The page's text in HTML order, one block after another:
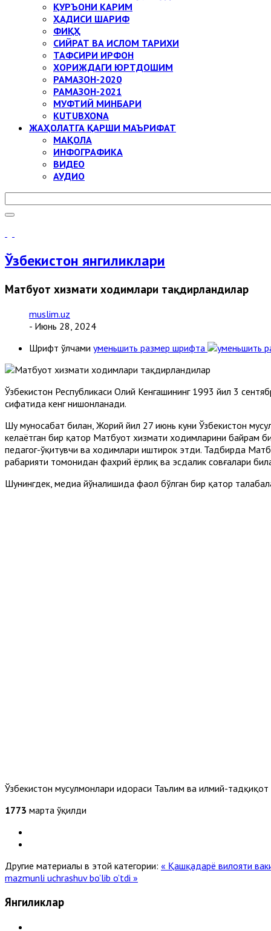
ҚУРЪОНИ КАРИМ
ҲАДИСИ ШАРИФ
ФИҚҲ
СИЙРАТ ВА ИСЛОМ ТАРИХИ
ТАФСИРИ ИРФОН
ХОРИЖДАГИ ЮРТДОШИМ
РАМАЗОН-2020
РАМАЗОН-2021
МУФТИЙ МИНБАРИ
KUTUBXONA
ЖАҲОЛАТГА ҚАРШИ МАЪРИФАТ
МАҚОЛА
ИНФОГРАФИКА
ВИДЕО
АУДИО
Ўзбекистон янгиликлари
Матбуот хизмати ходимлари тақдирландилар
muslim.uz
- Июнь 28, 2024
Шрифт ўлчами уменьшить размер шрифта
Ўзбекистон Республикаси Олий Кенгашининг 1993 йил 3
сифатида кенг нишонланади.
Шу муносабат билан, Жорий йил 27 июнь куни Ўзбекистон
келаётган бир қатор Матбуот хизмати ходимларини байрам
педагог-ўқитувчи ва ходимлари иштирок этди. Тадбирда
раҳбарияти томонидан фахрий ёрлиқ ва эсдалик совғалари
Шунингдек, медиа йўналишида фаол бўлган бир қатор
Ўзбекистон мусулмонлари идораси Таълим ва илмий-
1773 марта ўқилди
Другие материалы в этой категории: « Қашқадарё вилояти
mazmunli uchrashuv bo’lib o’tdi »
Янгиликлар